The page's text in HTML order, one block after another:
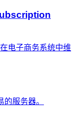
电子商务系统中维
服务器。